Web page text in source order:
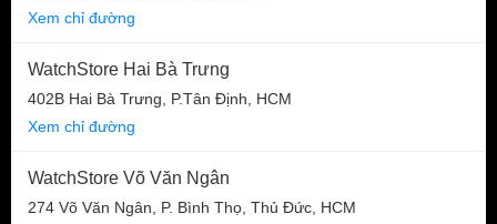
Xem chỉ đường
WatchStore Hai Bà Trưng
402B Hai Bà Trưng, P.Tân Định, HCM
Xem chỉ đường
WatchStore Võ Văn Ngân
274 Võ Văn Ngân, P. Bình Thọ, Thủ Đức, HCM